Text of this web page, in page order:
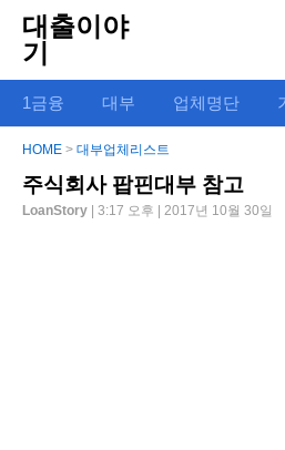
대출이야
기
1금융 대부 업체명단
HOME > 대부업체리스트
주식회사 팝핀대부 참고
LoanStory | 3:17 오후 | 2017년 10월 30일